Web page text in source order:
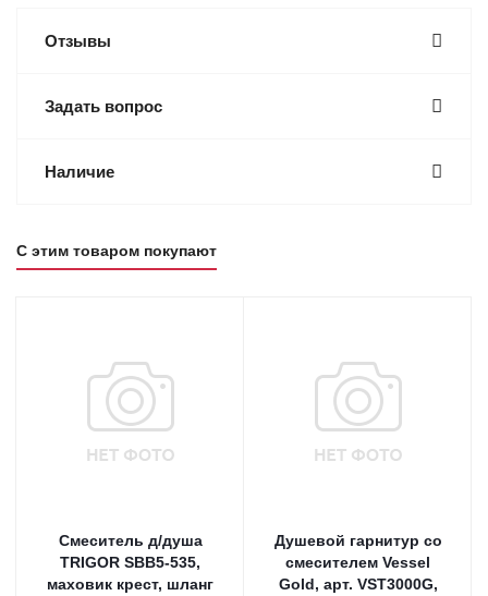
Отзывы
Задать вопрос
Наличие
С этим товаром покупают
Смеситель д/душа
TRIGOR SBB5-535,
маховик крест, шланг
Душевой гарнитур со
смесителем Vessel
Gold, арт. VST3000G,